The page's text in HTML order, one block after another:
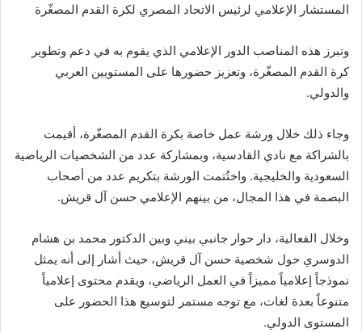
المستشار الإعلامي لرئيس الاتحاد المصري لكرة القدم المصغّرة
وتبرز هذه المناصب الدور الإعلامي الذي يقوم به في دعم وتطوير
كرة القدم المصغّرة، وتعزيز حضورها على المستويين العربي
والدولي.
وجاء ذلك خلال ورشة عمل خاصة بكرة القدم المصغّرة، أقيمت
بالشراكة مع نادي القادسية، وبمشاركة عدد من الشخصيات الرياضية
السعودية والخليجية. واختُتمت الورشة بتكريم عدد من أصحاب
البصمة في هذا المجال، من بينهم الإعلامي حسن آل قريش.
وخلال الفعالية، دار حوار جانبي بيني وبين الدكتور محمد بن هشام
الدوسري حول شخصية حسن آل قريش، حيث أشار إلى أنه يمثل
نموذجاً إعلامياً مميزاً في العمل الرياضي، ويقدم محتوى إعلامياً
متنوعاً بعدة لغات، مع توجه مستمر لتوسيع هذا الحضور على
المستوى الدولي.